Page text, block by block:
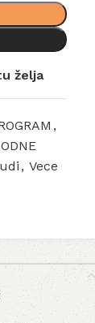
želja
,
, Vece